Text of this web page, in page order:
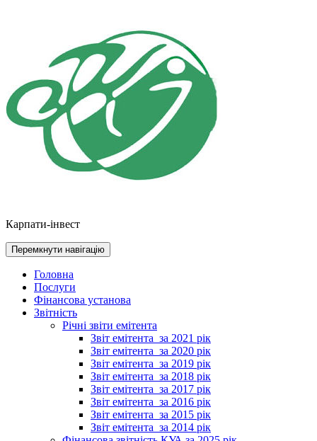
Карпати-інвест
Перемкнути навігацію
Головна
Послуги
Фінансова установа
Звітність
Річні звіти емітента
Звіт емітента_за 2021 рік
Звіт емітента_за 2020 рік
Звіт емітента_за 2019 рік
Звіт емітента_за 2018 рік
Звіт емітента_за 2017 рік
Звіт емітента_за 2016 рік
Звіт емітента_за 2015 рік
Звіт емітента_за 2014 рік